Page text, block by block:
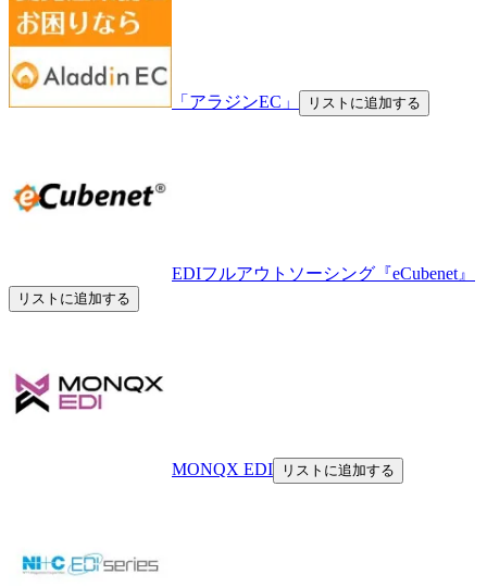
「アラジンEC」 リストに追加する
EDIフルアウトソーシング『eCubenet』
リストに追加する
MONQX EDI リストに追加する